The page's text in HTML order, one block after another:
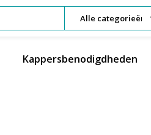
Alle categorieën
Kappersbenodigdheden